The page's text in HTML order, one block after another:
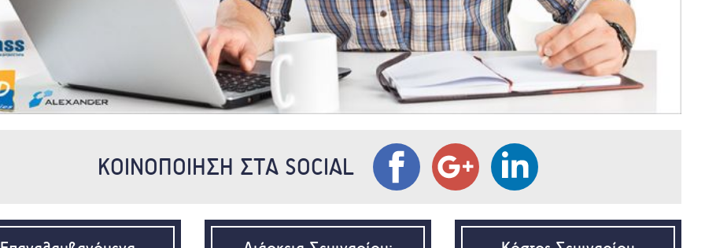
ΚΟΙΝΟΠΟΙΗΣΗ ΣΤΑ SOCIAL